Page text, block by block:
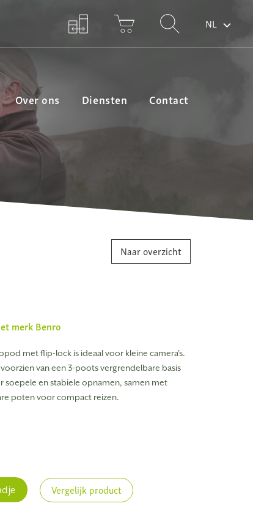
NL
Over ons Diensten Contact
Naar overzicht
merkBenro
met flip-lock is ideaal voor kleine camera's.
van een 3-poots vergrendelbare basis
soepele en stabiele opnamen, samen met
poten voor compact reizen.
Vergelijk product